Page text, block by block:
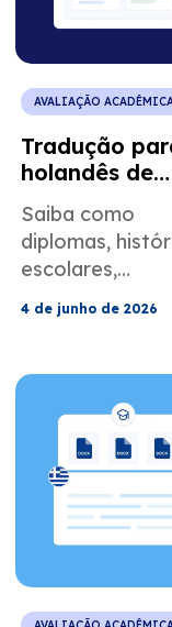
AVALIAÇÃO
Tradução
holandês de
acordo com os
requisitos de
avaliação de
credenciais
EUA.
Saiba como
diplomas,
escolares,
WO, ECTS e
juramentadas
Holanda e da
Bélgica afetam a
avaliação
acadêmica, o
e os processos
admissão nos
4 de junho de 2026